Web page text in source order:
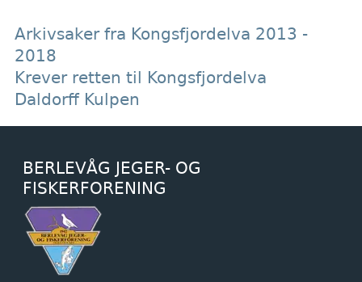
Arkivsaker fra Kongsfjordelva 2013 -
2018
Krever retten til Kongsfjordelva
Daldorff Kulpen
BERLEVÅG JEGER- OG
FISKERFORENING